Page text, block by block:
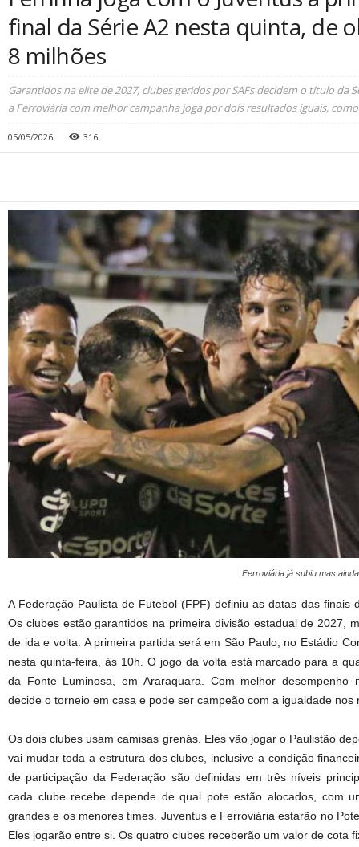
final da Série A2 nesta quinta, de
8 milhões
Garantidos na elite de 2027, clubes geridos por SAFs decidem o título da
a Ferroviária com melhor campanha joga por dois resultados iguais,
05/05/2026 316
Ferroviária já subiu mas
A Federação Paulista de Futebol (FPF) definiu as datas das finais
Os clubes estão garantidos na primeira divisão estadual de 2027,
de ida e volta. A primeira partida será em São Paulo, no Estádio
nesta quinta-feira, às 10h. O jogo da volta está marcado para a
da Fonte Luminosa, em Araraquara. Com melhor desempenho
decide o torneio em casa e pode ser campeão com a igualdade nos
Os dois clubes usam camisas grenás. Eles vão jogar o Paulistão
vai mudar toda a estrutura dos clubes, inclusive a condição
de participação da Federação são definidas em três níveis
cada clube recebe depende de qual pote estão alocados, com
grandes e os menores times. Juventus e Ferroviária estarão no
Eles jogarão entre si. Os quatro clubes receberão um valor de cota